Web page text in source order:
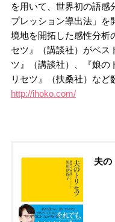
を用いて、世界初の語感
プレッション導出法」を
境地を開拓した感性分析
セツ』（講談社）がベス
ツ』（講談社）、『娘の
リセツ』（扶桑社）など
http://ihoko.com/
夫の